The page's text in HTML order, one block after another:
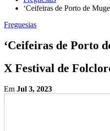
‘Ceifeiras de Porto de
Freguesias
‘Ceifeiras de Porto
X Festival de
Em Jul 3, 2023